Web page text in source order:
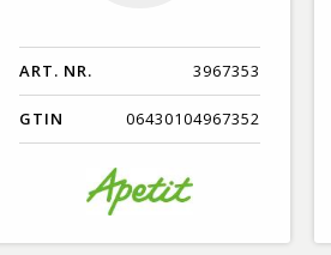
ART. NR. 3967353
GTIN 06430104967352